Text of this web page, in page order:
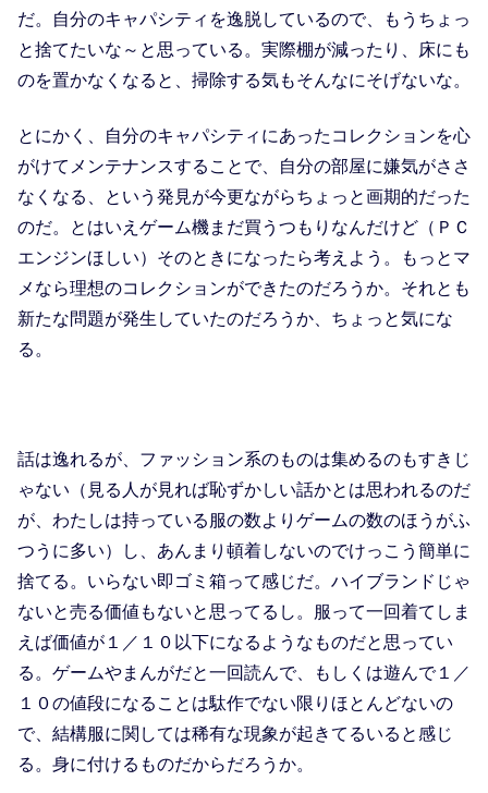
だ。自分のキャパシティを逸脱しているので、もうちょっ
と捨てたいな～と思っている。実際棚が減ったり、床にも
のを置かなくなると、掃除する気もそんなにそげないな。
とにかく、自分のキャパシティにあったコレクションを心
がけてメンテナンスすることで、自分の部屋に嫌気がささ
なくなる、という発見が今更ながらちょっと画期的だった
のだ。とはいえゲーム機まだ買うつもりなんだけど（ＰＣ
エンジンほしい）そのときになったら考えよう。もっとマ
メなら理想のコレクションができたのだろうか。それとも
新たな問題が発生していたのだろうか、ちょっと気にな
る。
話は逸れるが、ファッション系のものは集めるのもすきじ
ゃない（見る人が見れば恥ずかしい話かとは思われるのだ
が、わたしは持っている服の数よりゲームの数のほうがふ
つうに多い）し、あんまり頓着しないのでけっこう簡単に
捨てる。いらない即ゴミ箱って感じだ。ハイブランドじゃ
ないと売る価値もないと思ってるし。服って一回着てしま
えば価値が１／１０以下になるようなものだと思ってい
る。ゲームやまんがだと一回読んで、もしくは遊んで１／
１０の値段になることは駄作でない限りほとんどないの
で、結構服に関しては稀有な現象が起きてるいると感じ
る。身に付けるものだからだろうか。